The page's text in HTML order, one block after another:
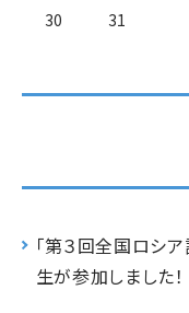
30
31
「第３回全国ロシ
生が参加しました！